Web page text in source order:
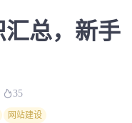
汇总，新手
35
网站建设